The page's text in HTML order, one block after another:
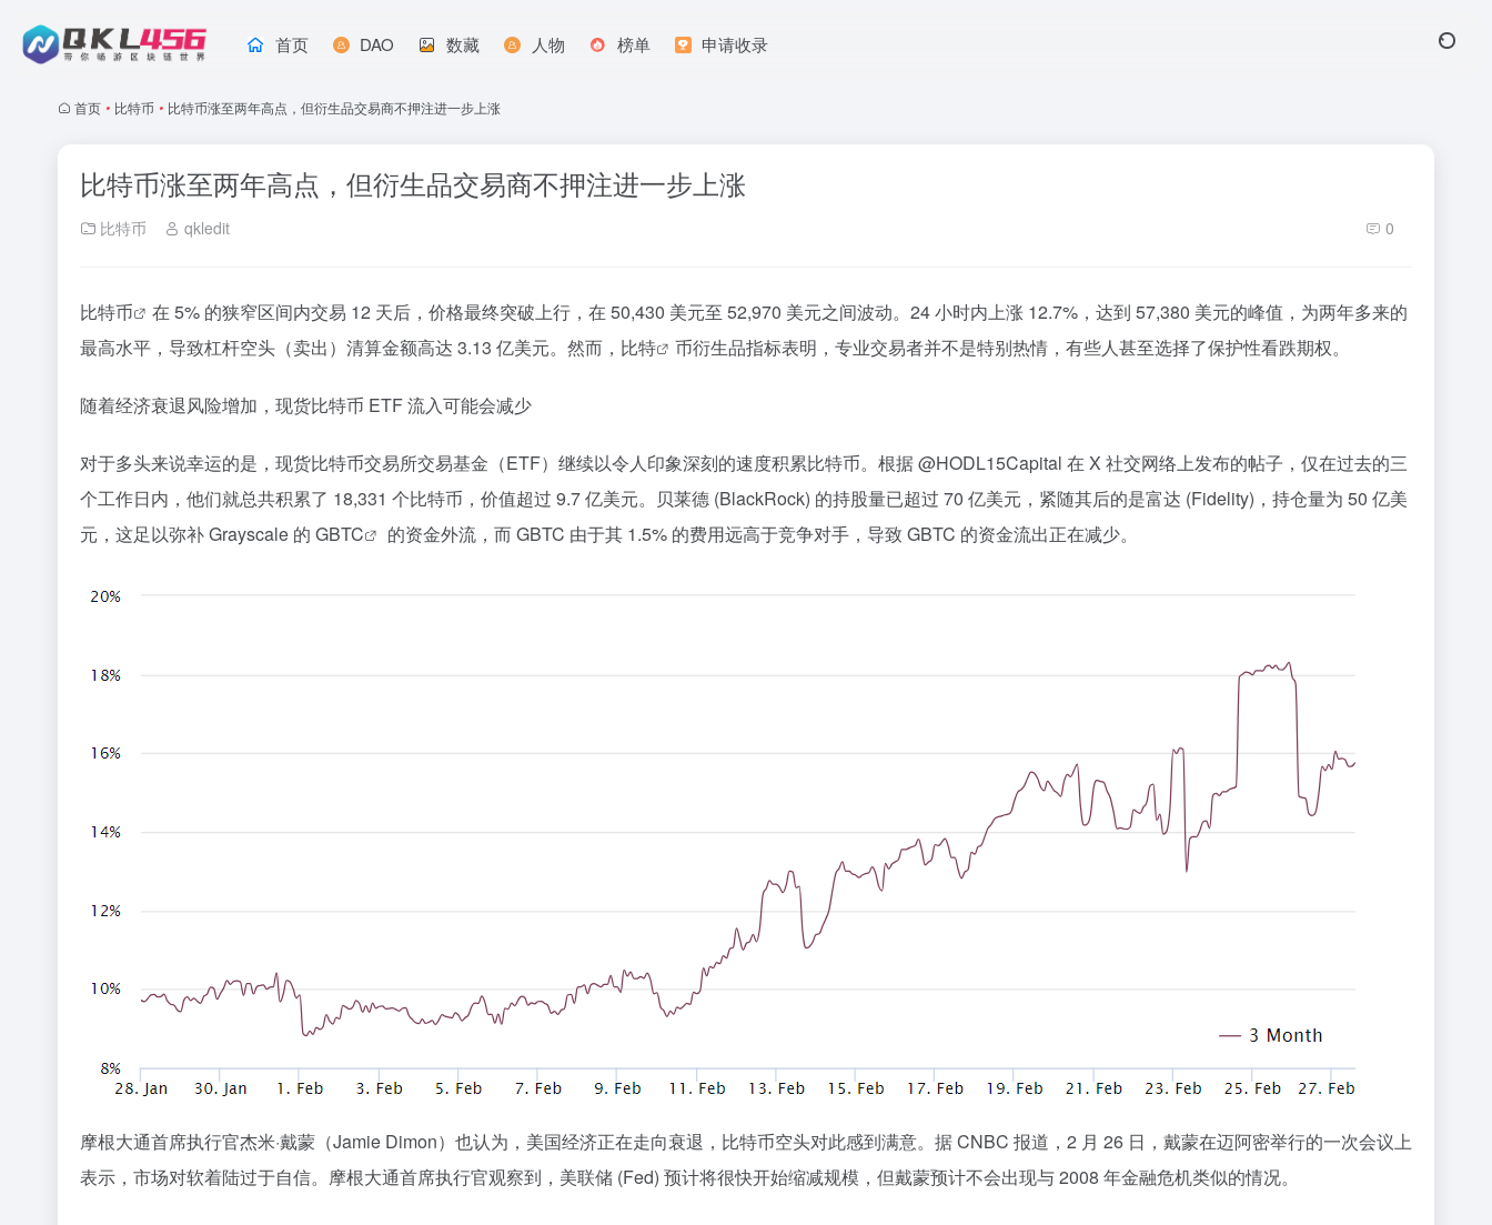
首页 DAO 数藏 人物 榜单 申请收录
首页 • 比特币 • 比特币涨至两年高点，但衍生品交易商不押注进一步上涨
比特币涨至两年高点，但衍生品交易商不押注进一步上涨
比特币 qkledit 0
比特币
在 5% 的狭窄区间内交易 12 天后，价格最终突破上行，在 50,430 美元至 52,970 美元之间波动。24 小时内上涨 12.7%，达到 57,380 美元的峰值，为两年多来的
最高水平，导致杠杆空头（卖出）清算金额高达 3.13 亿美元。然而， 比特 币衍生品指标表明，专业交易者并不是特别热情，有些人甚至选择了保护性看跌期权。
随着经济衰退风险增加，现货比特币 ETF 流入可能会减少
对于多头来说幸运的是，现货比特币交易所交易基金（ETF）继续以令人印象深刻的速度积累比特币。根据 @HODL15Capital 在 X 社交网络上发布的帖子，仅在过去的三
个工作日内，他们就总共积累了 18,331 个比特币，价值超过 9.7 亿美元。贝莱德 (BlackRock) 的持股量已超过 70 亿美元，紧随其后的是富达 (Fidelity)，持仓量为 50 亿美
元，这足以弥补 Grayscale 的 GBTC 的资金外流，而 GBTC 由于其 1.5% 的费用远高于竞争对手，导致 GBTC 的资金流出正在减少。
摩根大通首席执行官杰米·戴蒙（Jamie Dimon）也认为，美国经济正在走向衰退，比特币空头对此感到满意。据 CNBC 报道，2 月 26 日，戴蒙在迈阿密举行的一次会议上
表示，市场对软着陆过于自信。摩根大通首席执行官观察到，美联储 (Fed) 预计将很快开始缩减规模，但戴蒙预计不会出现与 2008 年金融危机类似的情况。